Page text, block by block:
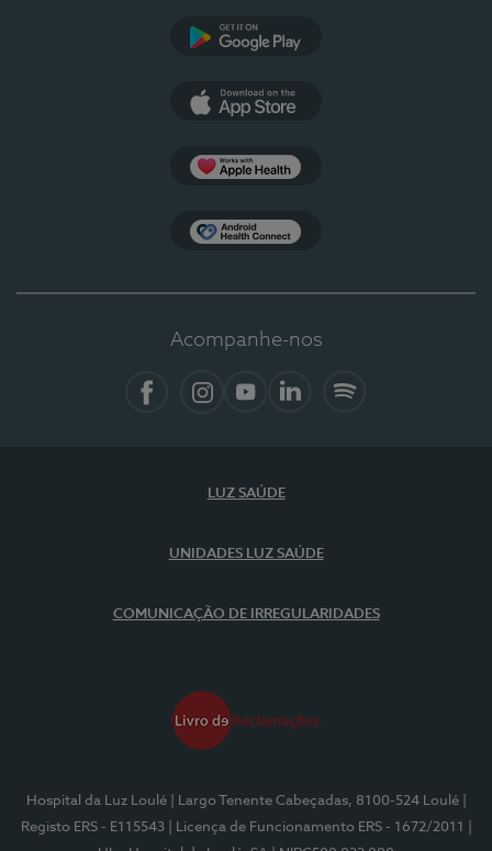
Acompanhe-nos
LUZ SAÚDE
UNIDADES LUZ SAÚDE
COMUNICAÇÃO DE IRREGULARIDADES
Hospital da Luz Loulé | Largo Tenente Cabeçadas, 8100-524 Loulé
Registo ERS - E115543
| Licença de Funcionamento ERS - 1672/2011